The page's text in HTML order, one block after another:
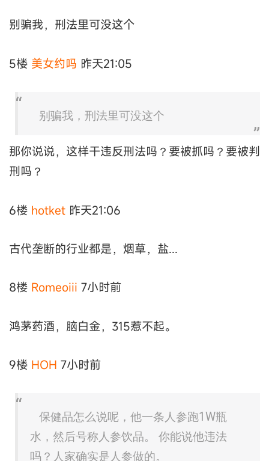
别骗我，刑法里可没这个
5楼 美女约吗 昨天21:05
别骗我，刑法里可没这个
那你说说，这样干违反刑法吗？要被抓吗？要被判
刑吗？
6楼 hotket 昨天21:06
古代垄断的行业都是，烟草，盐...
8楼 Romeoiii 7小时前
鸿茅药酒，脑白金，315惹不起。
9楼 HOH 7小时前
保健品怎么说呢，他一条人参跑1W瓶
水，然后号称人参饮品。 你能说他违法
吗？人家确实是人参做的。